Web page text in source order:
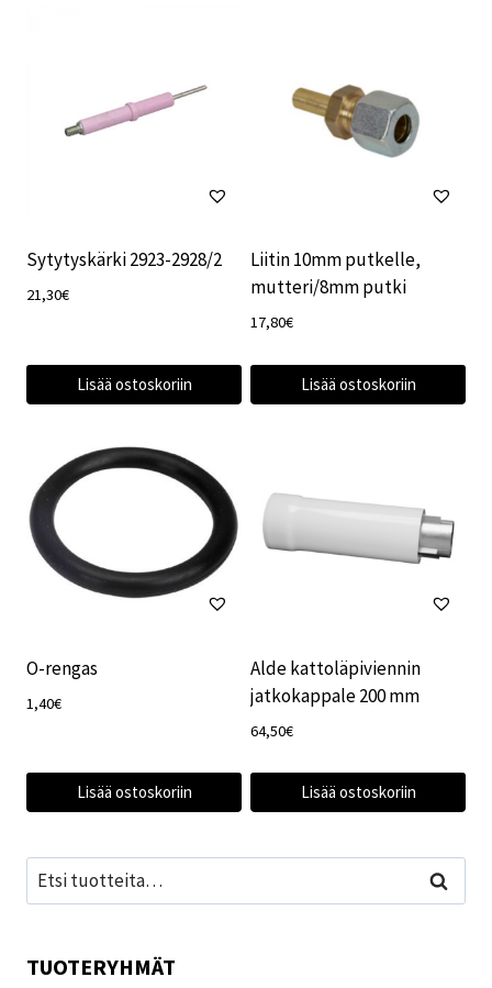
Sytytyskärki 2923-2928/2
21,30€
Lisää ostoskoriin
Liitin 10mm putkelle,
mutteri/8mm putki
17,80€
Lisää ostoskoriin
O-rengas
1,40€
Lisää ostoskoriin
Alde kattoläpiviennin
jatkokappale 200 mm
64,50€
Lisää ostoskoriin
Etsi: Haku
TUOTERYHMÄT